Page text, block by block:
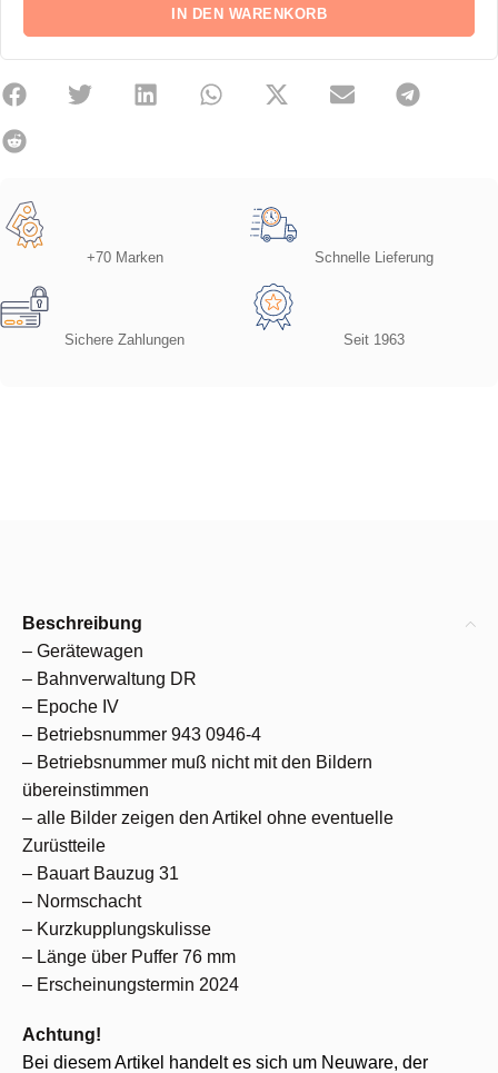
IN DEN WARENKORB
+70 Marken Schnelle Lieferung
Sichere Zahlungen Seit 1963
Beschreibung
– Gerätewagen
– Bahnverwaltung DR
– Epoche IV
– Betriebsnummer 943 0946-4
– Betriebsnummer muß nicht mit den Bildern
übereinstimmen
– alle Bilder zeigen den Artikel ohne eventuelle
Zurüstteile
– Bauart Bauzug 31
– Normschacht
– Kurzkupplungskulisse
– Länge über Puffer 76 mm
– Erscheinungstermin 2024
Achtung!
Bei diesem Artikel handelt es sich um Neuware, der